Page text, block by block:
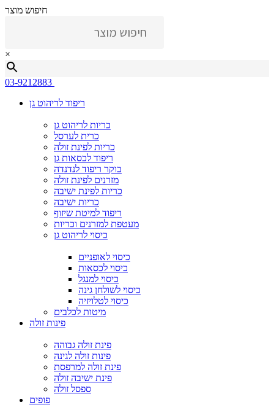
חיפוש מוצר
×
03-9212883
ריפוד לריהוט גן
כריות לריהוט גן
כרית לערסל
כריות לפינת זולה
ריפוד לכסאות גן
בוקר ריפוד לנדנדה
מזרנים לפינת זולה
כריות לפינת ישיבה
כריות ישיבה
ריפוד למיטת שיזוף
מעטפת למזרנים וכריות
כיסוי לריהוט גן
כיסוי לאופניים
כיסוי לכסאות
כיסוי למנגל
כיסוי לשולחן גינה
כיסוי לטלויזיה
מיטות לכלבים
פינות זולה
פינת זולה גבוהה
פינות זולה לגינה
פינת זולה למרפסת
פינת ישיבה זולה
ספסל זולה
פופים